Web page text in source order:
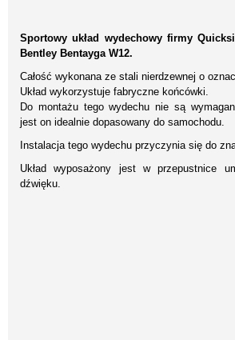
Sportowy układ wydechowy firmy
Bentley Bentayga W12.
Całość wykonana ze stali nierdzewnej o
Układ wykorzystuje fabryczne końcówki.
Do montażu tego wydechu nie są
jest on idealnie dopasowany do samochodu.
Instalacja tego wydechu przyczynia się do
Układ wyposażony jest w przepustnice
dźwięku.